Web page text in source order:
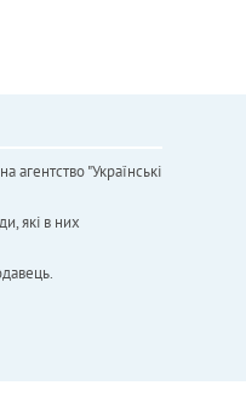
агентство "Українськi
які в них